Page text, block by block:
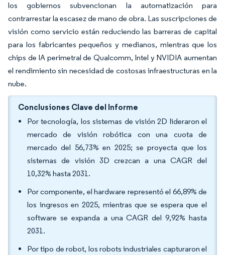
los gobiernos subvencionan la automatización para
contrarrestar la escasez de mano de obra. Las suscripciones de
visión como servicio están reduciendo las barreras de capital
para los fabricantes pequeños y medianos, mientras que los
chips de IA perimetral de Qualcomm, Intel y NVIDIA aumentan
el rendimiento sin necesidad de costosas infraestructuras en la
nube.
Conclusiones Clave del Informe
Por tecnología, los sistemas de visión 2D lideraron el
mercado de visión robótica con una cuota de
mercado del 56,73% en 2025; se proyecta que los
sistemas de visión 3D crezcan a una CAGR del
10,32% hasta 2031.
Por componente, el hardware representó el 66,89% de
los ingresos en 2025, mientras que se espera que el
software se expanda a una CAGR del 9,92% hasta
2031.
Por tipo de robot, los robots industriales capturaron el